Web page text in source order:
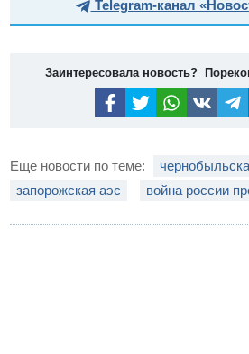
Telegram-канал
Заинтересовала новость?
Еще новости по теме:
запорожская аэс
война россии